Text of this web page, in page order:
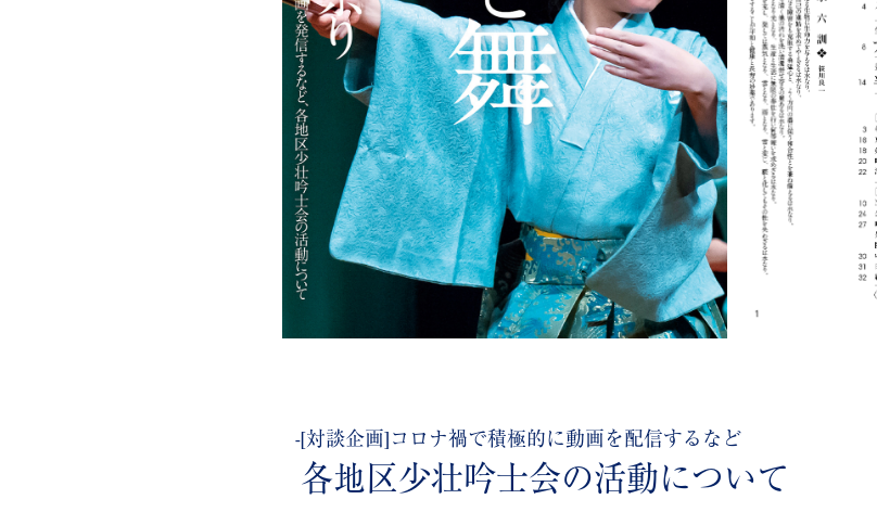
-[対談企画]コロナ禍で積極的に動画を配信するなど
各地区少壮吟士会の活動について